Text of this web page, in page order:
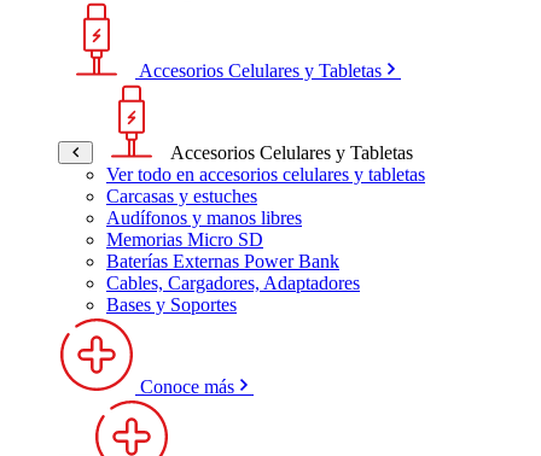
Accesorios Celulares y Tabletas
Accesorios Celulares y Tabletas
Ver todo en accesorios celulares y tabletas
Carcasas y estuches
Audífonos y manos libres
Memorias Micro SD
Baterías Externas Power Bank
Cables, Cargadores, Adaptadores
Bases y Soportes
Conoce más